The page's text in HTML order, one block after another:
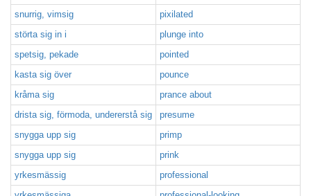
snurrig, vimsig
pixilated
störta sig in i
plunge into
spetsig, pekade
pointed
kasta sig över
pounce
kråma sig
prance about
drista sig, förmoda, undererstå sig
presume
snygga upp sig
primp
snygga upp sig
prink
yrkesmässig
professional